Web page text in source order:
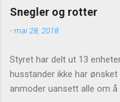
tettbygde
blomsterkasser
å beskytte
plagsomme og
fuglene eller å
Snegler og rotter
-mai 28, 2018
Styret har delt ut 13
husstander ikke har
anmoder uansett alle om